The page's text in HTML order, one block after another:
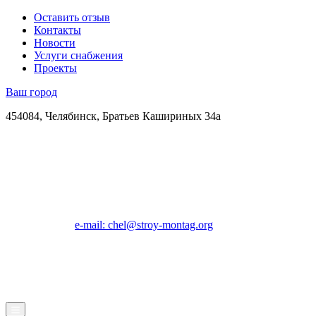
Оставить отзыв
Контакты
Новости
Услуги снабжения
Проекты
Ваш город
454084, Челябинск, Братьев Кашириных 34а
e-mail: chel@stroy-montag.org